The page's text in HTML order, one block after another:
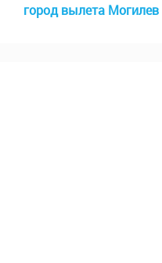
город вылета Могилев